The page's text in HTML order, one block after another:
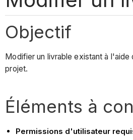
Objectif
Modifier un livrable existant à l'aide
projet.
Éléments à
Permissions d'utilisateur